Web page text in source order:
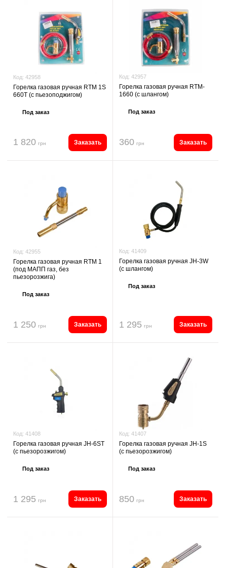
Код: 42958
Горелка газовая ручная RTM 1S
660T (с пьезоподжигом)
Под заказ
1 820 грн Заказать
Код: 42957
Горелка газовая ручная RTM-
1660 (c шлангом)
Под заказ
360 грн Заказать
Код: 42955
Горелка газовая ручная RTM 1
(под МАПП газ, без
пьезорозжига)
Под заказ
1 250 грн Заказать
Код: 41409
Горелка газовая ручная JH-3W
(с шлангом)
Под заказ
1 295 грн Заказать
Код: 41408
Горелка газовая ручная JH-6ST
(с пьезорозжигом)
Под заказ
1 295 грн Заказать
Код: 41407
Горелка газовая ручная JH-1S
(с пьезорозжигом)
Под заказ
850 грн Заказать